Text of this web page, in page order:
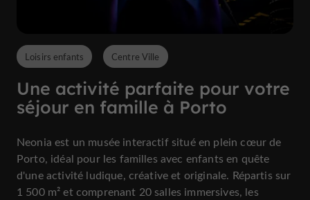
Une activité parfaite pour votre
séjour en famille à Porto
Loisirs enfants Centre Ville
Neonia est un musée interactif situé en plein cœur de
Porto, idéal pour les familles avec enfants en quête
d'une activité ludique, créative et originale. Répartis sur
1 500 m² et comprenant 20 salles immersives, les